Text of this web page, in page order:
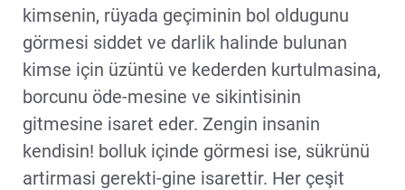
kimsenin, rüyada geçiminin bol oldugunu
görmesi siddet ve darlik halinde bulunan
kimse için üzüntü ve kederden kurtulmasina,
borcunu öde-mesine ve sikintisinin
gitmesine isaret eder. Zengin insanin
kendisin! bolluk içinde görmesi ise, sükrünü
artirmasi gerekti-gine isarettir. Her çeşit